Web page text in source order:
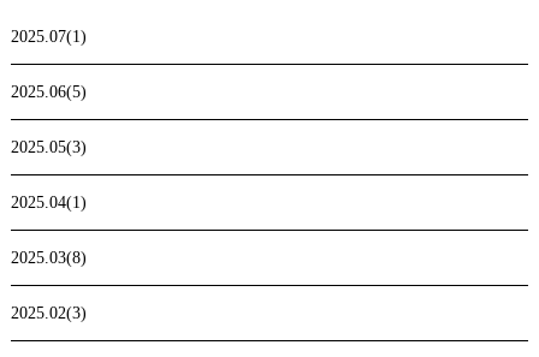
2025.07(1)
2025.06(5)
2025.05(3)
2025.04(1)
2025.03(8)
2025.02(3)